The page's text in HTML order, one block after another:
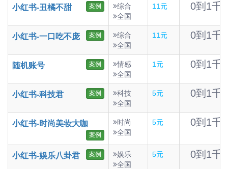
小红书-丑橘不甜 案例
综合
全国
11元 0到1千
小红书-一口吃不庞 案例
综合
全国
11元 0到1千
随机账号 案例
情感
全国
1元 0到1千
小红书-科技君 案例
科技
全国
5元 0到1千
小红书-时尚美妆大咖
案例
时尚
全国
5元 0到1千
小红书-娱乐八卦君 案例
娱乐
全国
5元 0到1千